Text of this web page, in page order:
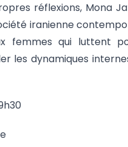
réflexions, Mona
iranienne
femmes qui luttent
les dynamiques